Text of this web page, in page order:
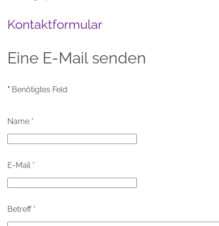
Kontaktformular
Eine E-Mail senden
* Benötigtes Feld
Name *
E-Mail*
Betreff*